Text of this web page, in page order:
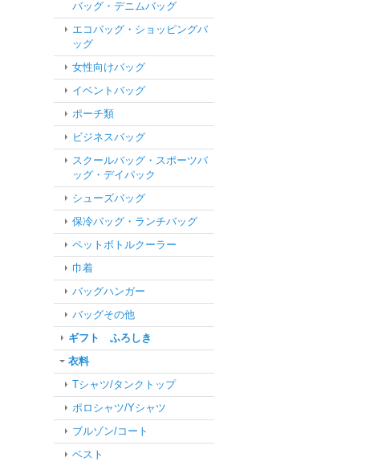
バッグ・デニムバッグ
エコバッグ・ショッピングバ
ッグ
女性向けバッグ
イベントバッグ
ポーチ類
ビジネスバッグ
スクールバッグ・スポーツバ
ッグ・デイパック
シューズバッグ
保冷バッグ・ランチバッグ
ペットボトルクーラー
巾着
バッグハンガー
バッグその他
ギフト ふろしき
衣料
Tシャツ/タンクトップ
ポロシャツ/Yシャツ
ブルゾン/コート
ベスト